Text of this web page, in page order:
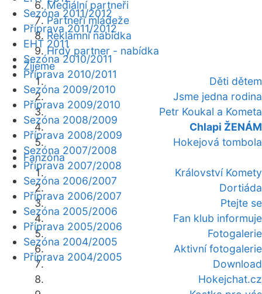
Mediální partneři
Partneři mládeže
Reklamní nabídka
Hrdý partner - nabídka
Žijeme
Děti dětem
Jsme jedna rodina
Petr Koukal a Kometa
Chlapi ŽENÁM
Hokejová tombola
Fanzóna
Království Komety
Dortiáda
Ptejte se
Fan klub informuje
Fotogalerie
Aktivní fotogalerie
Download
Hokejchat.cz
Sezóna 2011/2012
Příprava 2011/2012
EHT 2011
Sezóna 2010/2011
Příprava 2010/2011
Sezóna 2009/2010
Příprava 2009/2010
Sezóna 2008/2009
Příprava 2008/2009
Sezóna 2007/2008
Příprava 2007/2008
Sezóna 2006/2007
Příprava 2006/2007
Sezóna 2005/2006
Příprava 2005/2006
Sezóna 2004/2005
Příprava 2004/2005